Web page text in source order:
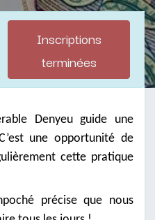
Inscriptions
terminées
Denyeu guide une
une opportunité de
cette pratique
précise que nous